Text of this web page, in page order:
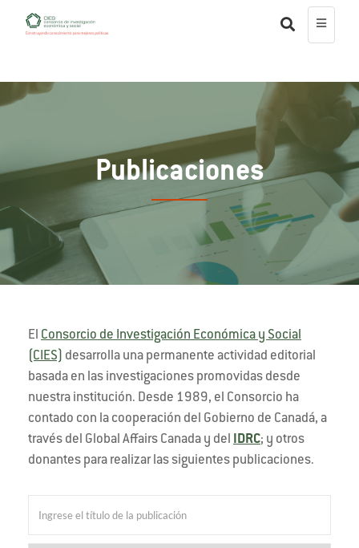
Publicaciones
El Consorcio de Investigación Económica y Social
(CIES)
desarrolla una permanente actividad editorial
basada en las investigaciones promovidas desde
nuestra institución. Desde 1989, el Consorcio ha
contado con la cooperación del Gobierno de Canadá, a
través del Global Affairs Canada y del
IDRC; y otros
donantes para realizar las siguientes publicaciones.